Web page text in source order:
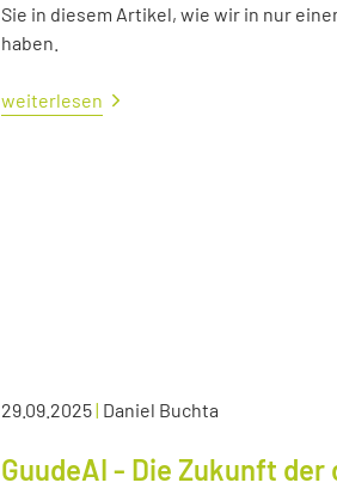
Sie in diesem Artikel, wie wir in nur
haben.
weiterlesen
29.09.2025| Daniel Buchta
GuudeAI - Die Zukunft